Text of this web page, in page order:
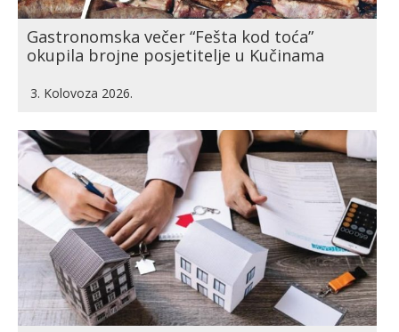
Gastronomska večer “Fešta kod toća”
okupila brojne posjetitelje u Kučinama
3. Kolovoza 2026.